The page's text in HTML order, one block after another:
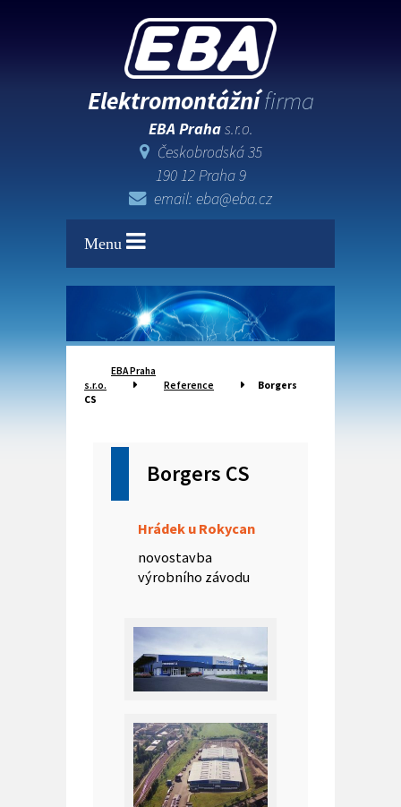
Elektromontážnífirma
EBA Prahas.r.o.
Českobrodská 35
190 12 Praha 9
email: eba@eba.cz
Menu
EBA Praha
s.r.o.
Reference
Borgers
CS
Borgers CS
Hrádek u Rokycan
novostavba
výrobního závodu